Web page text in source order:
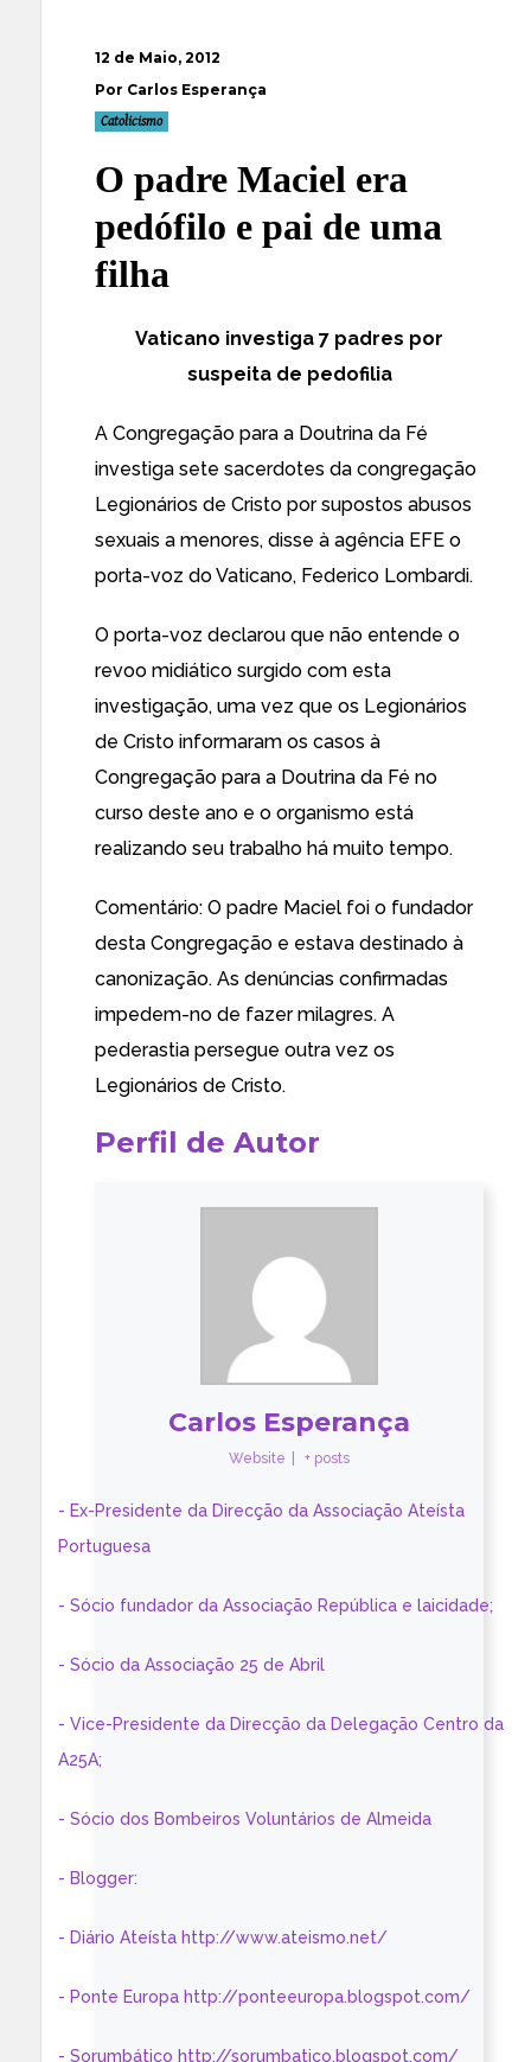
12 de Maio, 2012
Por Carlos Esperança
Catolicismo
O padre Maciel era
pedófilo e pai de uma
filha
Vaticano investiga 7 padres por
suspeita de pedofilia
A Congregação para a Doutrina da Fé
investiga sete sacerdotes da congregação
Legionários de Cristo por supostos abusos
sexuais a menores, disse à agência EFE o
porta-voz do Vaticano, Federico Lombardi.
O porta-voz declarou que não entende o
revoo midiático surgido com esta
investigação, uma vez que os Legionários
de Cristo informaram os casos à
Congregação para a Doutrina da Fé no
curso deste ano e o organismo está
realizando seu trabalho há muito tempo.
Comentário: O padre Maciel foi o fundador
desta Congregação e estava destinado à
canonização. As denúncias confirmadas
impedem-no de fazer milagres. A
pederastia persegue outra vez os
Legionários de Cristo.
Perfil de Autor
Carlos Esperança
Website + posts
- Ex-Presidente da Direcção da Associação Ateísta
Portuguesa
- Sócio fundador da Associação República e laicidade;
- Sócio da Associação 25 de Abril
- Vice-Presidente da Direcção da Delegação Centro da
A25A;
- Sócio dos Bombeiros Voluntários de Almeida
- Blogger:
- Diário Ateísta http://www.ateismo.net/
- Ponte Europa http://ponteeuropa.blogspot.com/
- Sorumbático http://sorumbatico.blogspot.com/